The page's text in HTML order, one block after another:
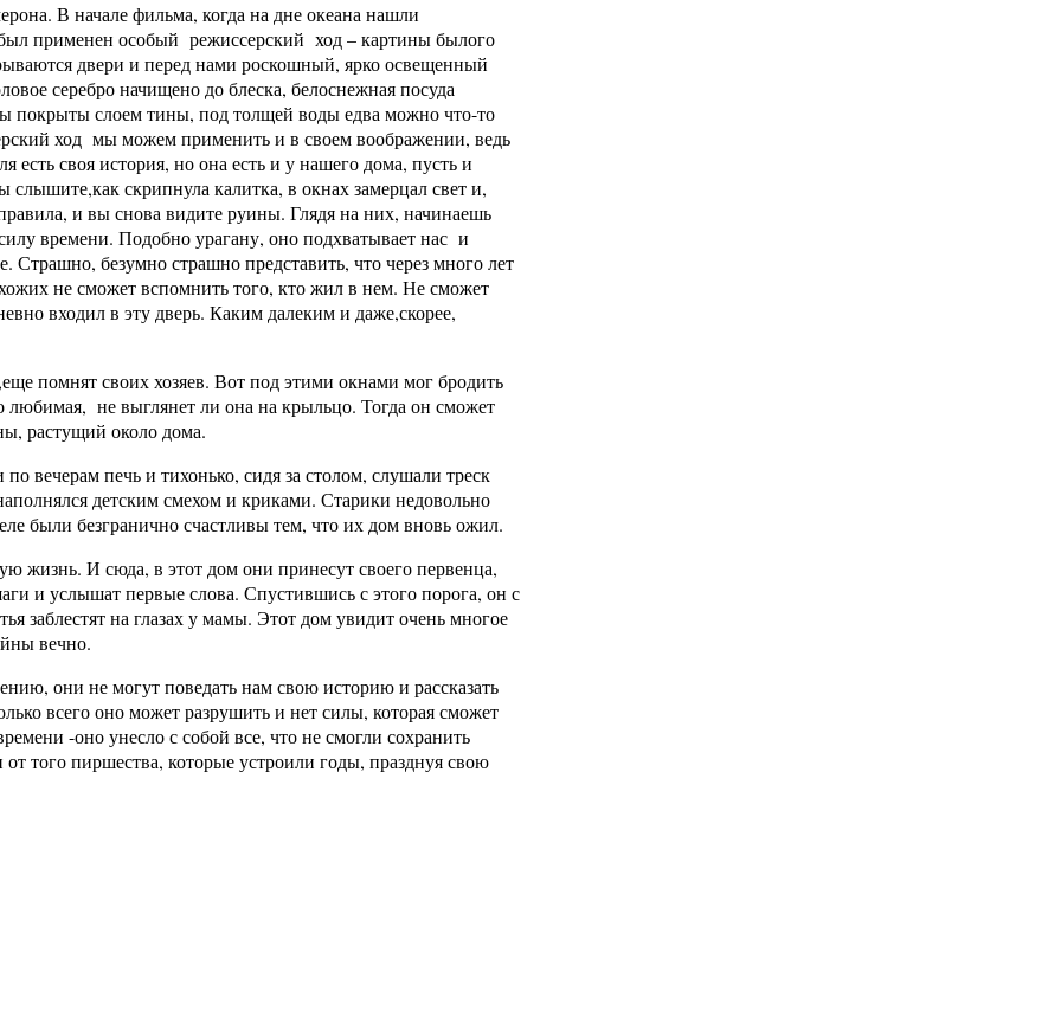
В начале фильма, когда на дне океана нашли
был применен особый режиссерский ход – картины былого
двери и перед нами роскошный, ярко освещенный
серебро начищено до блеска, белоснежная посуда
покрыты слоем тины, под толщей воды едва можно что-то
ход мы можем применить и в своем воображении, ведь
есть своя история, но она есть и у нашего дома, пусть и
скрипнула калитка, в окнах замерцал свет и,
и вы снова видите руины. Глядя на них, начинаешь
времени. Подобно урагану, оно подхватывает нас и
Страшно, безумно страшно представить, что через много лет
не сможет вспомнить того, кто жил в нем. Не сможет
входил в эту дверь. Каким далеким и даже,скорее,
помнят своих хозяев. Вот под этими окнами мог бродить
не выглянет ли она на крыльцо. Тогда он сможет
растущий около дома.
вечерам печь и тихонько, сидя за столом, слушали треск
детским смехом и криками. Старики недовольно
были безгранично счастливы тем, что их дом вновь ожил.
жизнь. И сюда, в этот дом они принесут своего первенца,
и услышат первые слова. Спустившись с этого порога, он с
заблестят на глазах у мамы. Этот дом увидит очень многое
вечно.
они не могут поведать нам свою историю и рассказать
всего оно может разрушить и нет силы, которая сможет
-оно унесло с собой все, что не смогли сохранить
того пиршества, которые устроили годы, празднуя свою